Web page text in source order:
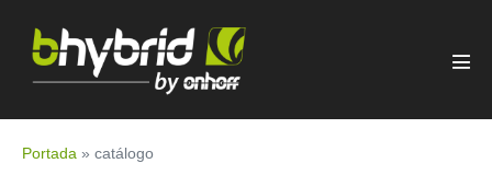
Portada » catálogo